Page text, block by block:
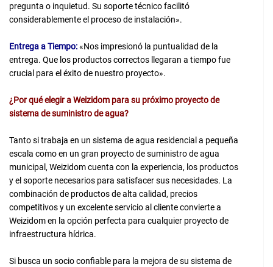
pregunta o inquietud. Su soporte técnico facilitó
considerablemente el proceso de instalación».
Entrega a Tiempo:«Nos impresionó la puntualidad de la
entrega. Que los productos correctos llegaran a tiempo fue
crucial para el éxito de nuestro proyecto».
¿Por qué elegir a Weizidom para su próximo proyecto de
sistema de suministro de agua?
Tanto si trabaja en un sistema de agua residencial a pequeña
escala como en un gran proyecto de suministro de agua
municipal, Weizidom cuenta con la experiencia, los productos
y el soporte necesarios para satisfacer sus necesidades. La
combinación de productos de alta calidad, precios
competitivos y un excelente servicio al cliente convierte a
Weizidom en la opción perfecta para cualquier proyecto de
infraestructura hídrica.
Si busca un socio confiable para la mejora de su sistema de